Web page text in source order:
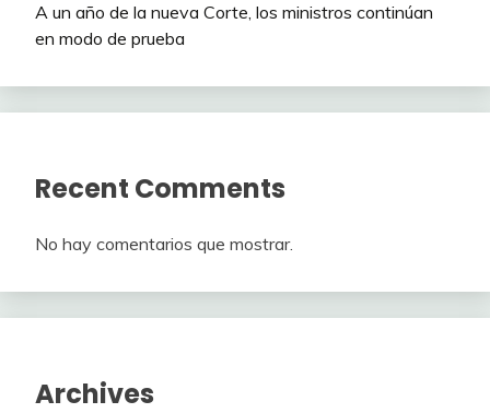
A un año de la nueva Corte, los ministros continúan
en modo de prueba
Recent Comments
No hay comentarios que mostrar.
Archives